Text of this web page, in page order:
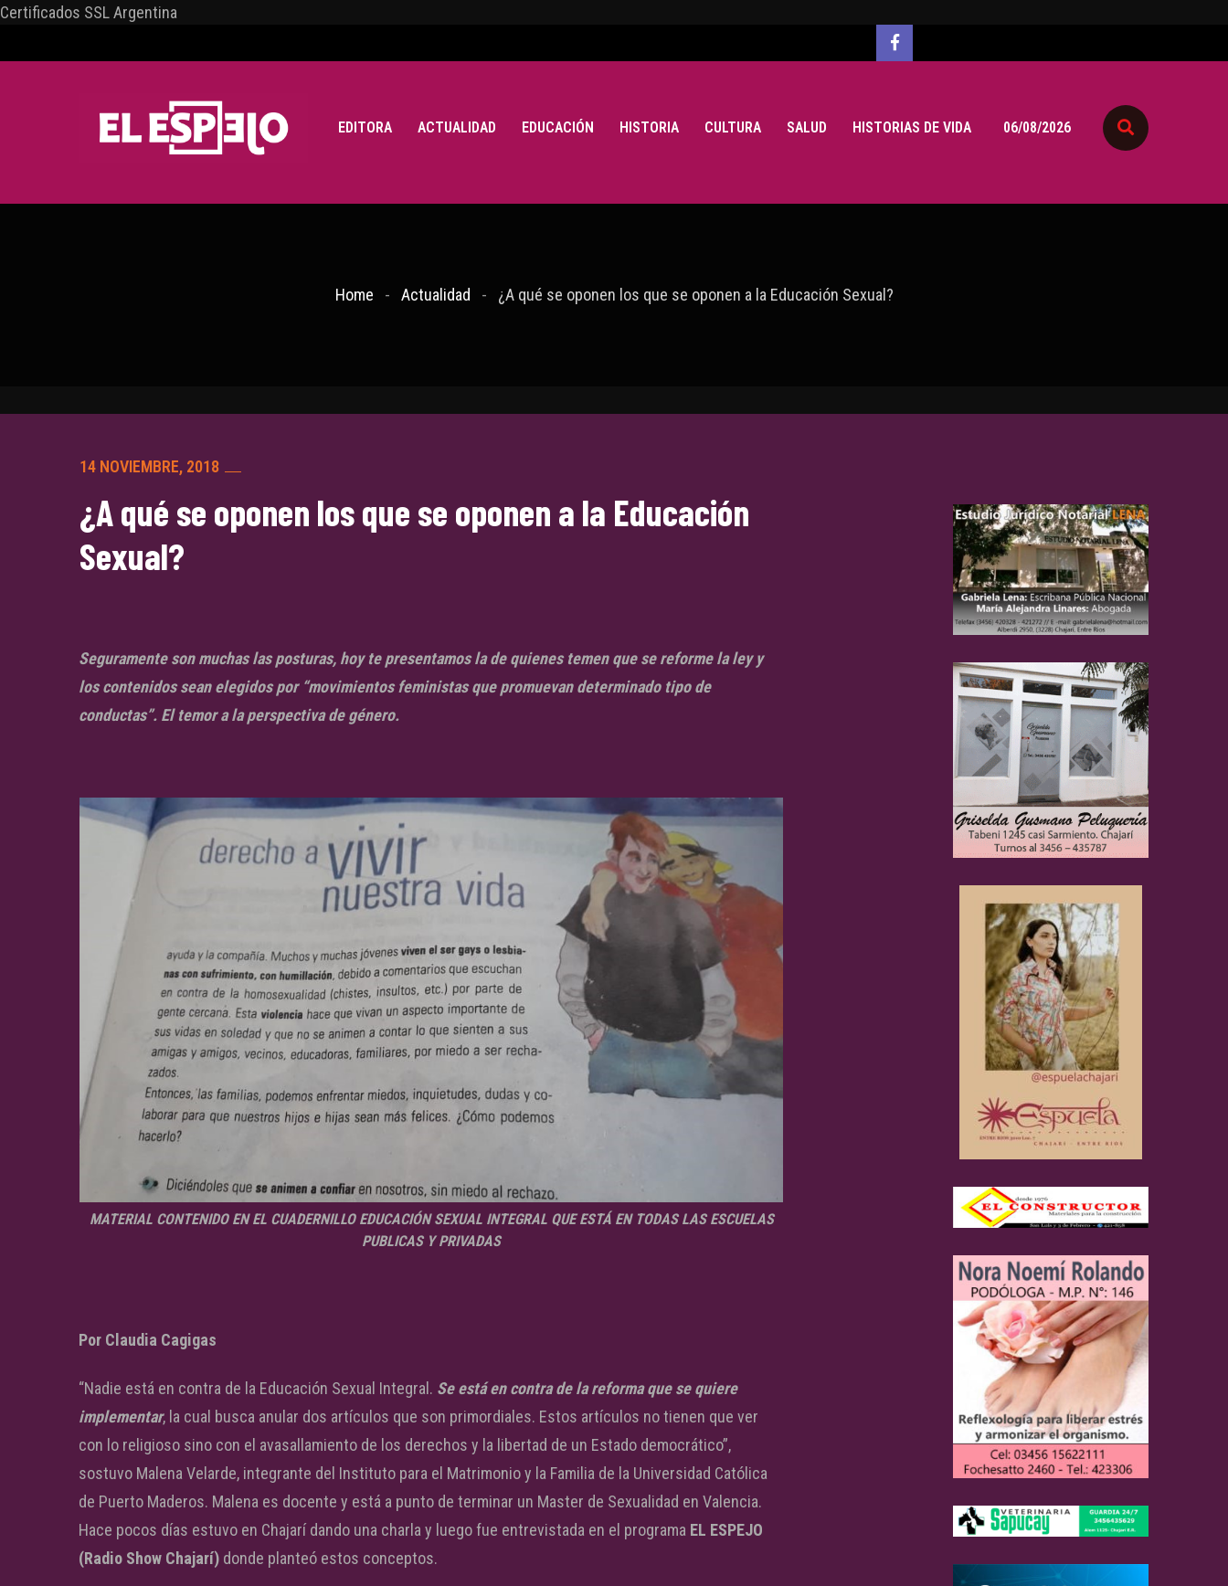
Certificados SSL Argentina
EDITORA ACTUALIDAD EDUCACIÓN HISTORIA CULTURA SALUD HISTORIAS DE VIDA 06/08/2026
Home Actualidad ¿A qué se oponen los que se oponen a la Educación Sexual?
14 NOVIEMBRE, 2018
¿A qué se oponen los que se oponen a la Educación
Sexual?
Seguramente son muchas las posturas, hoy te presentamos la de quienes temen que se reforme la ley y
los contenidos sean elegidos por “movimientos feministas que promuevan determinado tipo de
conductas”. El temor a la perspectiva de género.
MATERIAL CONTENIDO EN EL CUADERNILLO EDUCACIÓN SEXUAL INTEGRAL QUE ESTÁ EN TODAS LAS ESCUELAS
PUBLICAS Y PRIVADAS
Por Claudia Cagigas
“Nadie está en contra de la Educación Sexual Integral. Se está en contra de la reforma que se quiere
implementar, la cual busca anular dos artículos que son primordiales. Estos artículos no tienen que ver
con lo religioso sino con el avasallamiento de los derechos y la libertad de un Estado democrático”,
sostuvo Malena Velarde, integrante del Instituto para el Matrimonio y la Familia de la Universidad Católica
de Puerto Maderos. Malena es docente y está a punto de terminar un Master de Sexualidad en Valencia.
Hace pocos días estuvo en Chajarí dando una charla y luego fue entrevistada en el programa EL ESPEJO
(Radio Show Chajarí) donde planteó estos conceptos.